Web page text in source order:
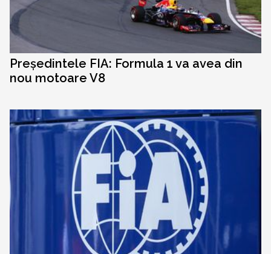
Președintele FIA: Formula 1 va avea din
nou motoare V8